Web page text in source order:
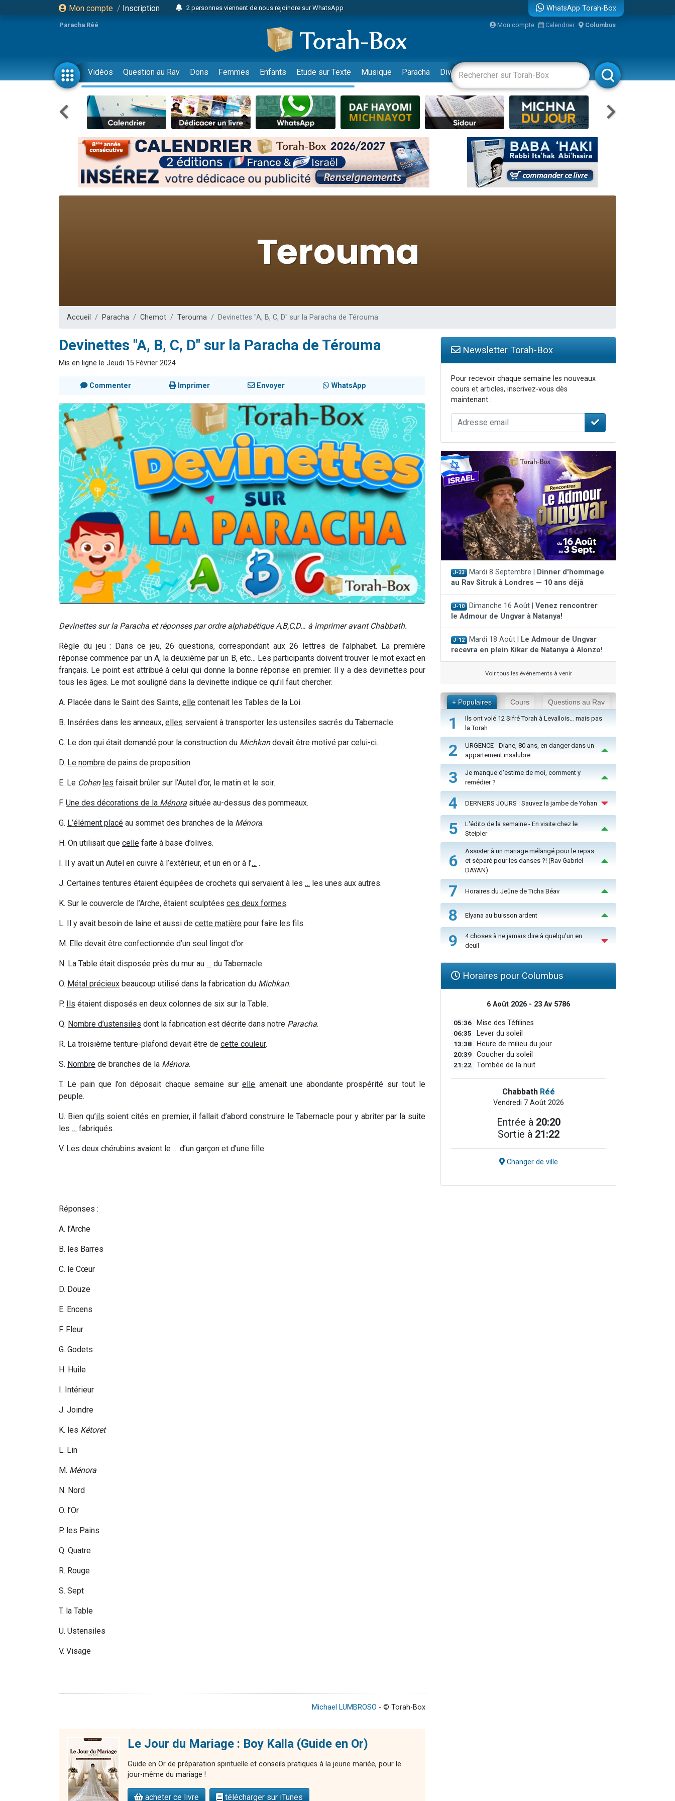
Mon compte / Inscription
2 personnes viennent de nous rejoindre sur WhatsApp
2 nouvelles musiques dans Torah-Box Music
8 personnes viennent de faire un don pour Tsédaka : pauvres d'Israel
4 personnes viennent de faire un don pour Diane, 80 ans, dans un appartement insalubre
Nouvelle émission radio : Visions de grandeur n°104 : Le Chabbath et le Birkat Hamazone à travers le temps
61 personnes viennent de demander une bénédiction
39 personnes viennent de faire un don pour Sauvez la jambe de Yohan
Il reste 49 places pour étudier en groupe sur Zoom
Ariel vient de donner son Maasser
Nathaniel vient de donner son Maasser
6 personnes viennent de faire un don pour 5 enfants déjà orphelins risquent de perdre leur maman
2 personnes viennent de faire un don pour Reloger Rivka, 6 enfants, victime de violences...
2 personnes viennent de nous rejoindre sur WhatsApp
2 personnes viennent de nous rejoindre sur WhatsApp
WhatsApp Torah-Box
Paracha Réé Mon compte Calendrier Columbus
Vidéos Question au Rav Dons Femmes Enfants Etude sur Texte Musique Paracha Divertissements Livres Rabbanim
Accueil Paracha Chemot Terouma Devinettes "A, B, C, D" sur la Paracha de Térouma
Devinettes "A, B, C, D" sur la Paracha de Térouma
Mis en ligne le Jeudi 15 Février 2024
Commenter Imprimer Envoyer WhatsApp
Devinettes sur la Paracha et réponses par ordre alphabétique A,B,C,D… à imprimer avant Chabbath.
Règle du jeu: Dans ce jeu, 26 questions, correspondant aux 26 lettres de l’alphabet. La première
réponse commence par un A, la deuxième par un B, etc… Les participants doivent trouver le mot exact en
français. Le point est attribué à celui qui donne la bonne réponse en premier. Il y a des devinettes pour
tous les âges. Le mot souligné dans la devinette indique ce qu’il faut chercher.
A. Placée dans le Saint des Saints, elle contenait les Tables de la Loi.
B. Insérées dans les anneaux, elles servaient à transporter les ustensiles sacrés du Tabernacle.
C. Le don qui était demandé pour la construction du Michkandevait être motivé par celui-ci.
D. Le nombre de pains de proposition.
E. Le Cohen les faisait brûler sur l’Autel d’or, le matin et le soir.
F. Une des décorations de la Ménora située au-dessus des pommeaux.
G. L’élément placé au sommet des branches de la Ménora.
H. On utilisait que celle faite à base d’olives.
I. Il y avait un Autel en cuivre à l’extérieur, et un en or à l ’… .
J. Certaines tentures étaient équipées de crochets qui servaient à les … les unes aux autres.
K. Sur le couvercle de l’Arche, étaient sculptées ces deux formes.
L. Il y avait besoin de laine et aussi de cette matière pour faire les fils.
M. Elle devait être confectionnée d’un seul lingot d’or.
N. La Table était disposée près du mur au … du Tabernacle.
O. Métal précieux beaucoup utilisé dans la fabrication du Michkan.
P. Ils étaient disposés en deux colonnes de six sur la Table.
Q. Nombre d’ustensiles dont la fabrication est décrite dans notre Paracha.
R. La troisième tenture-plafond devait être de cette couleur.
S. Nombre de branches de la Ménora.
T. Le pain que l’on déposait chaque semaine surelle amenait une abondante prospérité sur tout le
peuple.
U. Bien qu’ils soient cités en premier, il fallait d’abord construire le Tabernacle pour y abriter par la suite
les … fabriqués.
V. Les deux chérubins avaient le … d’un garçon et d’une fille.
Réponses :
A. l’Arche
B. les Barres
C. le Cœur
D. Douze
E. Encens
F. Fleur
G. Godets
H. Huile
I. Intérieur
J. Joindre
K. les Kétoret
L. Lin
M. Ménora
N. Nord
O. l’Or
P. les Pains
Q. Quatre
R. Rouge
S. Sept
T. la Table
U. Ustensiles
V. Visage
Michael LUMBROSO - © Torah-Box
Le Jour du Mariage : Boy Kalla (Guide en Or)
Guide en Or de préparation spirituelle et conseils pratiques à la jeune mariée, pour le
jour-même du mariage !
acheter ce livre télécharger sur iTunes
Newsletter Torah-Box
Pour recevoir chaque semaine les nouveaux
cours et articles, inscrivez-vous dès
maintenant :
J-33 Mardi 8 Septembre |
Dinner d'hommage
au Rav Sitruk à Londres — 10 ans déjà
J-10 Dimanche 16 Août | Venez rencontrer
le Admour de Ungvar à Natanya!
J-12 Mardi 18 Août |
Le Admour de Ungvar
recevra en plein Kikar de Natanya à Alonzo!
Voir tous les événements à venir
+ Populaires Cours Questions au Rav
1
Ils ont volé 12 Sifré Torah à Levallois… mais pas
la Torah
2
URGENCE - Diane, 80 ans, en danger dans un
appartement insalubre
3
Je manque d'estime de moi, comment y
remédier ?
4 DERNIERS JOURS : Sauvez la jambe de Yohan
5
L'édito de la semaine - En visite chez le
Steipler
6
Assister à un mariage mélangé pour le repas
et séparé pour les danses ?! (Rav Gabriel
DAYAN)
7 Horaires du Jeûne de Ticha Béav
8 Elyana au buisson ardent
9
4 choses à ne jamais dire à quelqu'un en
deuil
Horaires pour Columbus
6 Août 2026 - 23 Av 5786
05:36 Mise des Téfilines
06:35 Lever du soleil
13:38 Heure de milieu du jour
20:39 Coucher du soleil
21:22 Tombée de la nuit
Chabbath Réé
Vendredi 7 Août 2026
Entrée à 20:20
Sortie à 21:22
Changer de ville